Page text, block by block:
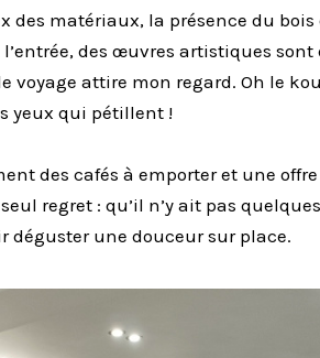
des matériaux, la présence du
des œuvres artistiques sont
voyage attire mon regard. Oh le
yeux qui pétillent !
des cafés à emporter et une
regret : qu’il n’y ait pas
déguster une douceur sur place.